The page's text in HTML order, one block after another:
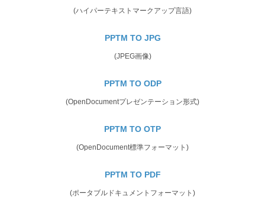
(ハイパーテキストマークアップ言語)
PPTM TO JPG
(JPEG画像)
PPTM TO ODP
(OpenDocumentプレゼンテーション形式)
PPTM TO OTP
(OpenDocument標準フォーマット)
PPTM TO PDF
(ポータブルドキュメントフォーマット)